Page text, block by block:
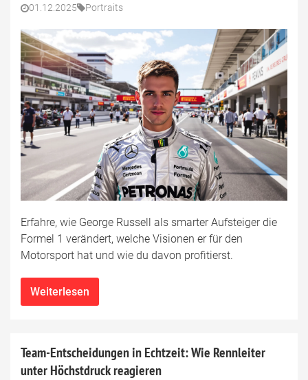
01.12.2025 Portraits
Erfahre, wie George Russell als smarter Aufsteiger die
Formel 1 verändert, welche Visionen er für den
Motorsport hat und wie du davon profitierst.
Weiterlesen
Team-Entscheidungen in Echtzeit: Wie Rennleiter
unter Höchstdruck reagieren